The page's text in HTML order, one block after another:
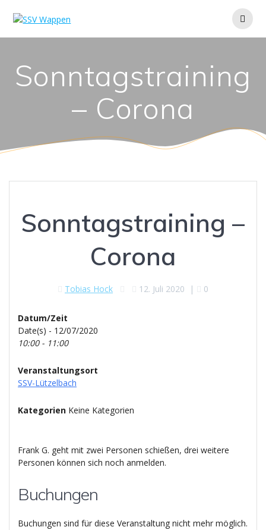
Sonntagstraining
– Corona
Sonntagstraining –
Corona
Tobias Hock 12. Juli 2020 | 0
Datum/Zeit
Date(s) - 12/07/2020
10:00 - 11:00
Veranstaltungsort
SSV-Lützelbach
Kategorien Keine Kategorien
Frank G. geht mit zwei Personen schießen, drei weitere
Personen können sich noch anmelden.
Buchungen
Buchungen sind für diese Veranstaltung nicht mehr möglich.